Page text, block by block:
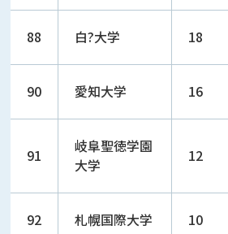
88 白?大学 18
90 愛知大学 16
91
岐阜聖徳学園
大学
12
92 札幌国際大学 10